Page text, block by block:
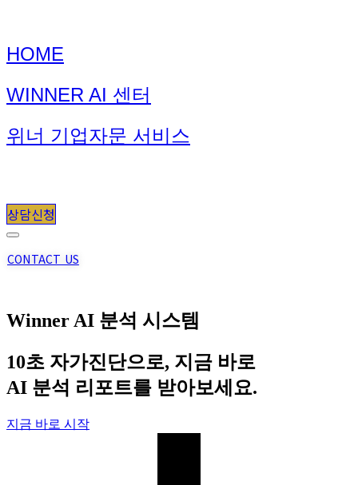
HOME
WINNER AI 센터
위너 기업자문 서비스
상담신청
CONTACT US
콘
텐
로
건
너
뛰
기
Winner AI 분석 시스템
10초 자가진단으로, 지금 바로
AI 분석 리포트를 받아보세요.
지금 바로 시작